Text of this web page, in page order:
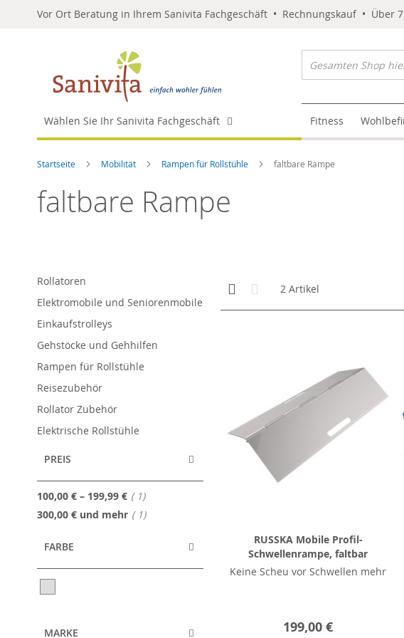
Vor Ort Beratung in Ihrem Sanivita Fachgeschäft • Rechnungskauf • Über
Wählen Sie Ihr Sanivita Fachgeschäft Fitness
Startseite Mobilität Rampen für Rollstühle faltbare Rampe
faltbare Rampe
Anzeigen
als
Kachelansicht
2 Artikel
RUSSKA Mobile Profil-
Schwellenrampe, faltbar
Keine Scheu vor Schwellen mehr
199,00 €
Rollatoren
Elektromobile und Seniorenmobile
Einkaufstrolleys
Gehstöcke und Gehhilfen
Rampen für Rollstühle
Reisezubehör
Rollator Zubehör
Elektrische Rollstühle
PREIS
100,00 € – 199,99 € 1Artikel
300,00 € und mehr 1Artikel
FARBE
MARKE